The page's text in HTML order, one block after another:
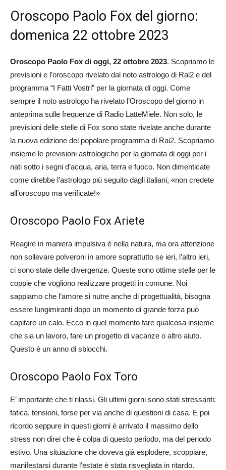
Oroscopo Paolo Fox del giorno:
domenica 22 ottobre 2023
Oroscopo Paolo Fox di oggi, 22 ottobre 2023. Scopriamo le
previsioni e l’oroscopo rivelato dal noto astrologo di Rai2 e del
programma “I Fatti Vostri” per la giornata di oggi. Come
sempre il noto astrologo ha rivelato l’Oroscopo del giorno in
anteprima sulle frequenze di Radio LatteMiele. Non solo, le
previsioni delle stelle di Fox sono state rivelate anche durante
la nuova edizione del popolare programma di Rai2. Scopriamo
insieme le previsioni astrologiche per la giornata di oggi per i
nati sotto i segni d’acqua, aria, terra e fuoco. Non dimenticate
come direbbe l’astrologo più seguito dagli italiani, «non credete
all’oroscopo ma verificate!»
Oroscopo Paolo Fox Ariete
Reagire in maniera impulsiva è nella natura, ma ora attenzione
non sollevare polveroni in amore soprattutto se ieri, l’altro ieri,
ci sono state delle divergenze. Queste sono ottime stelle per le
coppie che vogliono realizzare progetti in comune. Noi
sappiamo che l’amore si nutre anche di progettualità, bisogna
essere lungimiranti dopo un momento di grande forza può
capitare un calo. Ecco in quel momento fare qualcosa insieme
che sia un lavoro, fare un progetto di vacanze o altro aiuto.
Questo è un anno di sblocchi.
Oroscopo Paolo Fox Toro
E’ importante che ti rilassi. Gli ultimi giorni sono stati stressanti:
fatica, tensioni, forse per via anche di questioni di casa. E poi
ricordo seppure in questi giorni è arrivato il massimo dello
stress non direi che è colpa di questo periodo, ma del periodo
estivo. Una situazione che doveva già esplodere, scoppiare,
manifestarsi durante l’estate è stata risvegliata in ritardo.